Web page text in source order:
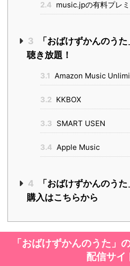
2.4 music.jpの有料プレ
3
「おばけずかんのう
聴き放題！
3.1 Amazon Music
3.2 KKBOX
3.3 SMART USEN
3.4 Apple Music
4
「おばけずかんのう
購入はこちらから
「おばけずかんのうた」
配信サイ